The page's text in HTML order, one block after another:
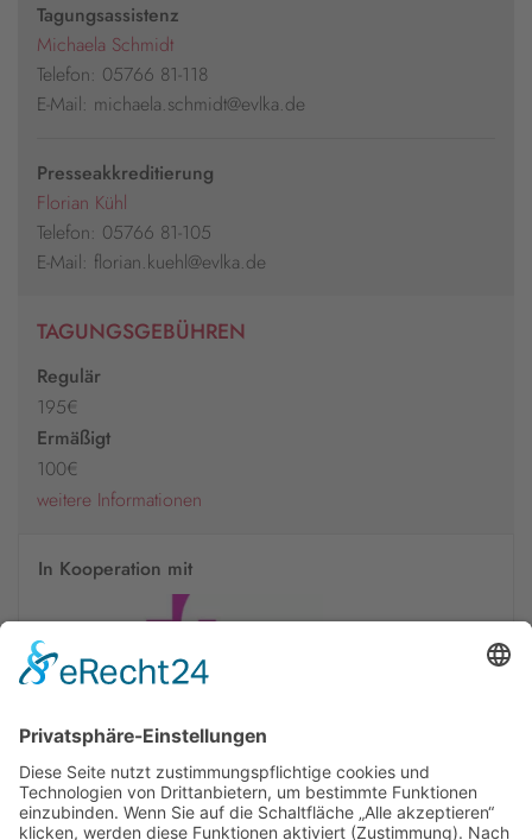
Tagungsassistenz
Michaela Schmidt
Telefon: 05766 81-118
E-Mail: michaela.schmidt@evlka.de
Presseakkreditierung
Florian Kühl
Telefon: 05766 81-105
E-Mail: florian.kuehl@evlka.de
TAGUNGSGEBÜHREN
Regulär
195€
Ermäßigt
100€
weitere Informationen
In Kooperation mit
Newsletter